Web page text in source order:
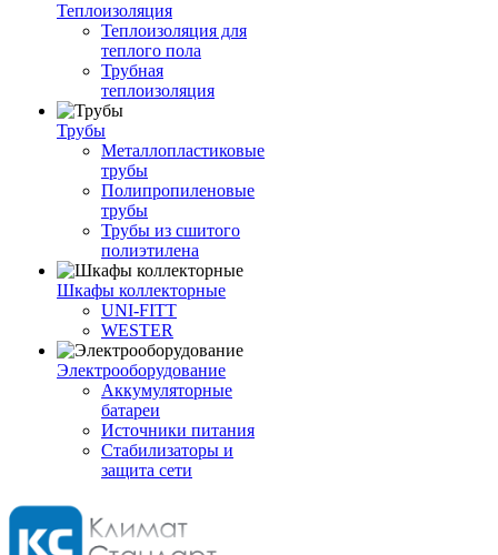
Теплоизоляция
Теплоизоляция для
теплого пола
Трубная
теплоизоляция
Трубы
Металлопластиковые
трубы
Полипропиленовые
трубы
Трубы из сшитого
полиэтилена
Шкафы коллекторные
UNI-FITT
WESTER
Электрооборудование
Аккумуляторные
батареи
Источники питания
Стабилизаторы и
защита сети